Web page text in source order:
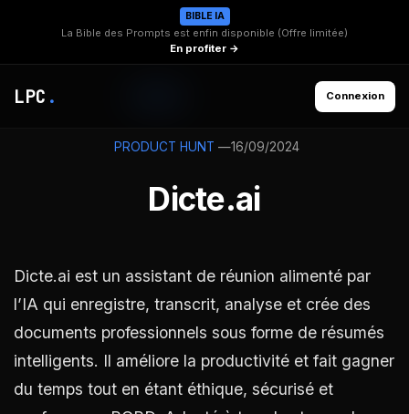
BIBLE IA
La Bible des Prompts est enfin disponible (Offre limitée)
En profiter →
LPC . Connexion
PRODUCT HUNT —16/09/2024
Dicte.ai
Dicte.ai est un assistant de réunion alimenté par
l’IA qui enregistre, transcrit, analyse et crée des
documents professionnels sous forme de résumés
intelligents. Il améliore la productivité et fait gagner
du temps tout en étant éthique, sécurisé et